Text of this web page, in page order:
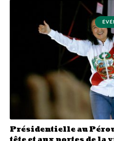
Présidentielle au